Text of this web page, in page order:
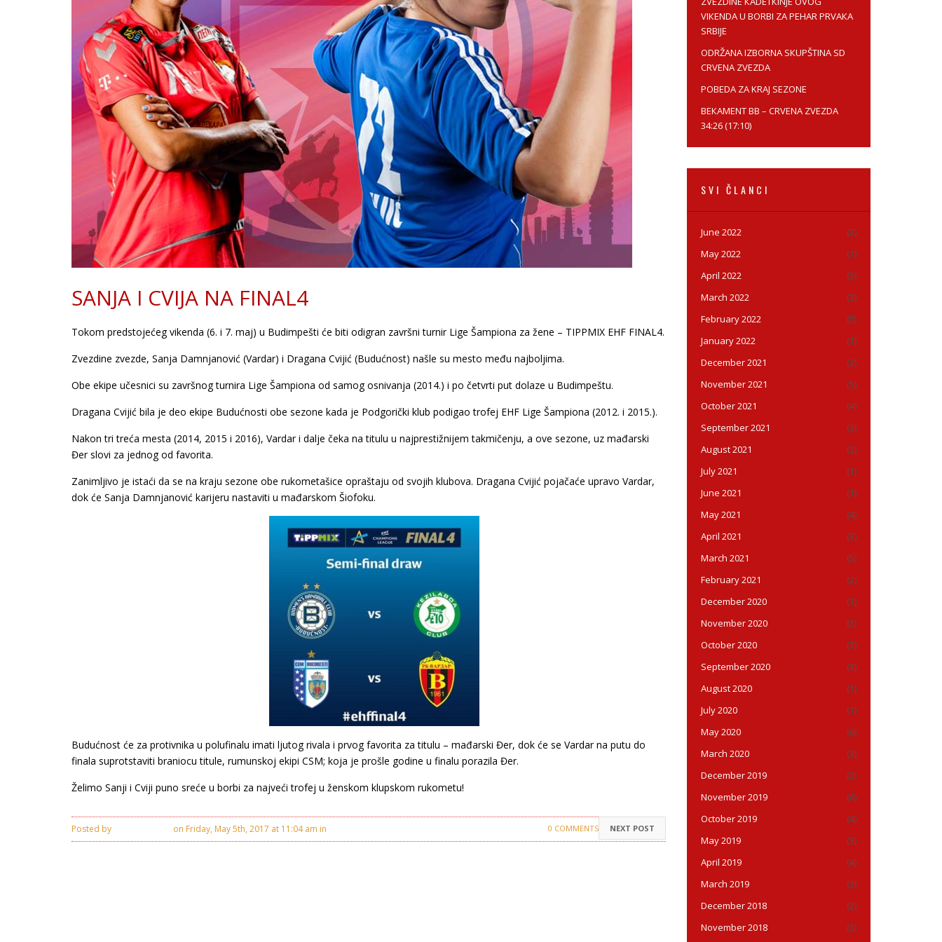
SANJA I CVIJA NA FINAL4
Tokom predstojećeg vikenda (6. i 7. maj) u Budimpešti će biti odigran završni turnir Lige Šampiona za žene – TIPPMIX EHF FINAL4.
Zvezdine zvezde, Sanja Damnjanović (Vardar) i Dragana Cvijić (Budućnost) našle su mesto među najboljima.
Obe ekipe učesnici su završnog turnira Lige Šampiona od samog osnivanja (2014.) i po četvrti put dolaze u Budimpeštu.
Dragana Cvijić bila je deo ekipe Budućnosti obe sezone kada je Podgorički klub podigao trofej EHF Lige Šampiona (2012. i 2015.).
Nakon tri treća mesta (2014, 2015 i 2016), Vardar i dalje čeka na titulu u najprestižnijem takmičenju, a ove sezone, uz mađarski
Đer slovi za jednog od favorita.
Zanimljivo je istaći da se na kraju sezone obe rukometašice opraštaju od svojih klubova. Dragana Cvijić pojačaće upravo Vardar,
dok će Sanja Damnjanović karijeru nastaviti u mađarskom Šiofoku.
Budućnost će za protivnika u polufinalu imati ljutog rivala i prvog favorita za titulu – mađarski Đer, dok će se Vardar na putu do
finala suprotstaviti braniocu titule, rumunskoj ekipi CSM; koja je prošle godine u finalu porazila Đer.
Želimo Sanji i Cviji puno sreće u borbi za najveći trofej u ženskom klupskom rukometu!
NEXT POST
0 COMMENTS
Posted by on Friday, May 5th, 2017 at 11:04 am in
VIКENDA U BORBI ZA PEHAR PRVAКA
SRBIJE
ODRŽANA IZBORNA SКUPŠTINA SD
CRVENA ZVEZDA
POBEDA ZA KRAJ SEZONE
BEКAMENT BB – CRVENA ZVEZDA
34:26 (17:10)
SVI ČLANCI
June 2022
(2)
May 2022
(1)
April 2022
(5)
March 2022
(3)
February 2022
(5)
January 2022
(1)
December 2021
(2)
November 2021
(5)
October 2021
(4)
September 2021
(3)
August 2021
(2)
July 2021
(1)
June 2021
(1)
May 2021
(4)
April 2021
(3)
March 2021
(5)
February 2021
(2)
December 2020
(1)
November 2020
(3)
October 2020
(3)
September 2020
(3)
August 2020
(1)
July 2020
(1)
May 2020
(6)
March 2020
(3)
December 2019
(2)
November 2019
(6)
October 2019
(4)
May 2019
(3)
April 2019
(4)
March 2019
(3)
December 2018
(2)
November 2018
(3)